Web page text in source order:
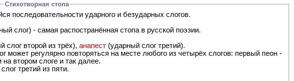
Стихотворная стопа
последовательности ударного и безударных слогов.
слог) - самая распостранённая стопа в русской поэзии.
слог второй из трёх), анапест (ударный слог третий).
может регулярно повторяться на месте любого из четырёх слогов: первый пеон -
втором слоге и так далее.
третий из пяти.